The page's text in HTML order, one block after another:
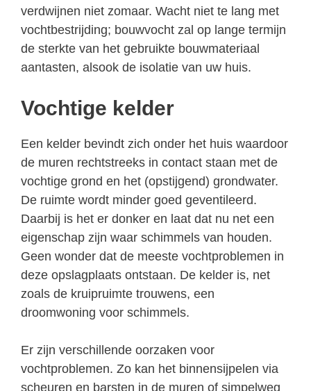
verdwijnen niet zomaar. Wacht niet te lang met
vochtbestrijding; bouwvocht zal op lange termijn
de sterkte van het gebruikte bouwmateriaal
aantasten, alsook de isolatie van uw huis.
Vochtige kelder
Een kelder bevindt zich onder het huis waardoor
de muren rechtstreeks in contact staan met de
vochtige grond en het (opstijgend) grondwater.
De ruimte wordt minder goed geventileerd.
Daarbij is het er donker en laat dat nu net een
eigenschap zijn waar schimmels van houden.
Geen wonder dat de meeste vochtproblemen in
deze opslagplaats ontstaan. De kelder is, net
zoals de kruipruimte trouwens, een
droomwoning voor schimmels.
Er zijn verschillende oorzaken voor
vochtproblemen. Zo kan het binnensijpelen via
scheuren en barsten in de muren of simpelweg